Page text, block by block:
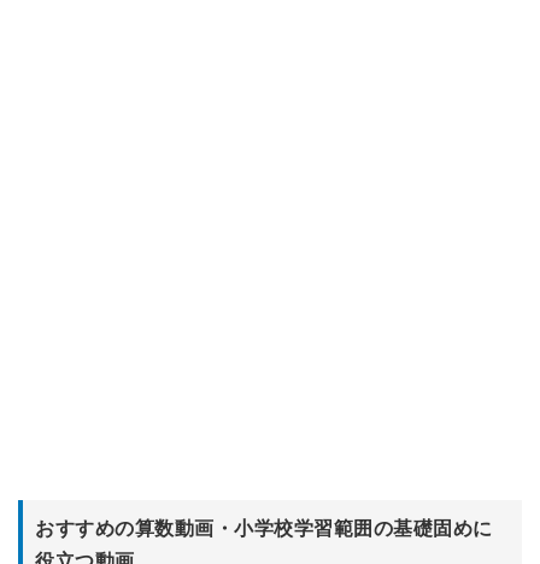
おすすめの算数動画・小学校学習範囲の基礎固めに